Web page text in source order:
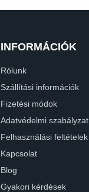
INFORMÁCIÓK
Rólunk
Szállítási információk
Fizetési módok
Adatvédelmi szabályzat
Felhasználási feltételek
Kapcsolat
Blog
Gyakori kérdések